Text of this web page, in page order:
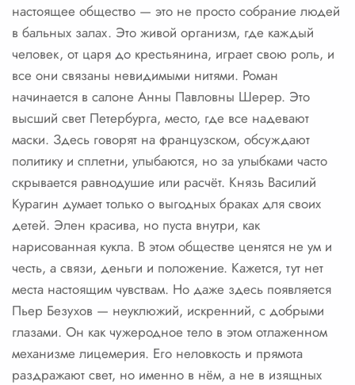
настоящее общество — это не просто собрание людей
в бальных залах. Это живой организм, где каждый
человек, от царя до крестьянина, играет свою роль, и
все они связаны невидимыми нитями. Роман
начинается в салоне Анны Павловны Шерер. Это
высший свет Петербурга, место, где все надевают
маски. Здесь говорят на французском, обсуждают
политику и сплетни, улыбаются, но за улыбками часто
скрывается равнодушие или расчёт. Князь Василий
Курагин думает только о выгодных браках для своих
детей. Элен красива, но пуста внутри, как
нарисованная кукла. В этом обществе ценятся не ум и
честь, а связи, деньги и положение. Кажется, тут нет
места настоящим чувствам. Но даже здесь появляется
Пьер Безухов — неуклюжий, искренний, с добрыми
глазами. Он как чужеродное тело в этом отлаженном
механизме лицемерия. Его неловкость и прямота
раздражают свет, но именно в нём, а не в изящных